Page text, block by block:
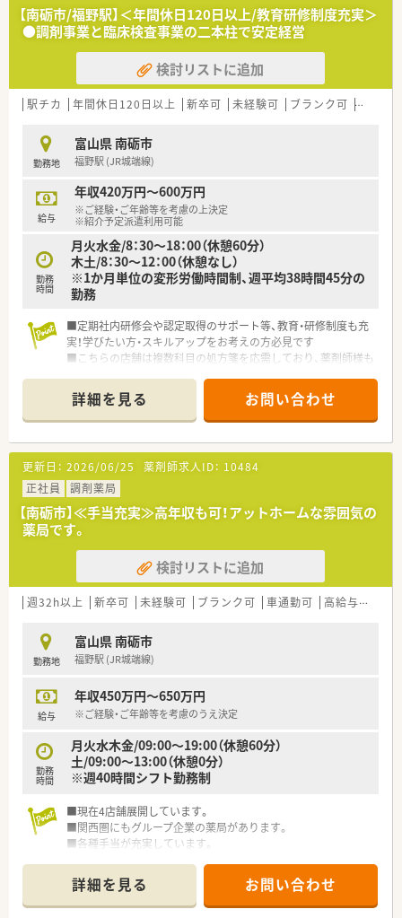
【南砺市/福野駅】＜年間休日120日以上/教育研修制度充実＞
●調剤事業と臨床検査事業の二本柱で安定経営
検討リストに追加
駅チカ 年間休日120日以上 新卒可 未経験可 ブランク可 転勤な
勤務地
富山県 南砺市
福野駅 (JR城端線)
給与
年収420万円～600万円
※ご経験・ご年齢等を考慮の上決定
※紹介予定派遣利用可能
勤務
時間
月火水金/8：30～18：00（休憩60分）
木土/8：30～12：00（休憩なし）
※1か月単位の変形労働時間制、週平均38時間45分の
勤務
■定期社内研修会や認定取得のサポート等、教育・研修制度も充
実！学びたい方・スキルアップをお考えの方必見です
■こちらの店舗は複数科目の処方箋を応需しており、薬剤師様も
■原則、転居を伴う異動はなし！地元で腰を据えて働きたい方に
もピッタリです♪
詳細を見る お問い合わせ
更新日： 2026/06/25 薬剤師求人ID： 10484
正社員
調剤薬局
【南砺市】≪手当充実≫高年収も可！アットホームな雰囲気の
薬局です。
検討リストに追加
週32h以上 新卒可 未経験可 ブランク可 車通勤可 高給与(600万円以上)
勤務地
富山県 南砺市
福野駅 (JR城端線)
給与
年収450万円～650万円
※ご経験・ご年齢等を考慮のうえ決定
勤務
時間
月火水木金/09:00～19:00（休憩60分）
土/09:00～13:00（休憩0分）
※週40時間シフト勤務制
■現在4店舗展開しています。
■関西圏にもグループ企業の薬局があります。
■各種手当が充実しています。
詳細を見る お問い合わせ